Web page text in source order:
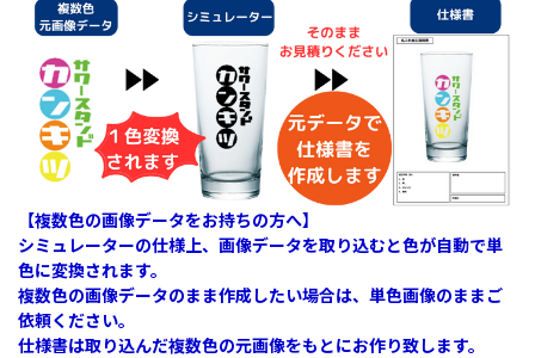
【複数色の画像データをお持ちの方へ】
シミュレーターの仕様上、画像データを取り込むと色が自動で単
色に変換されます。
複数色の画像データのまま作成したい場合は、単色画像のままご
依頼ください。
仕様書は取り込んだ複数色の元画像をもとにお作り致します。